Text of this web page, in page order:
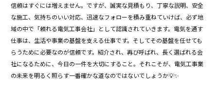
信頼はすぐには増えません。ですが、誠実な見積もり、丁寧な説明、安全
な施工、気持ちのいい対応、迅速なフォローを積み重ねていけば、必ず地
域の中で「頼れる電気工事会社」として認識されていきます。電気を通す
仕事は、生活や事業の基盤を支える仕事です。そしてその基盤を任せても
らうために必要なのが信頼です。紹介され、再び呼ばれ、長く選ばれる会
社になるために、今日の一件を大切にすること。それこそが、電気工事業
の未来を明るく照らす一番確かな道なのではないでしょうか💡✨